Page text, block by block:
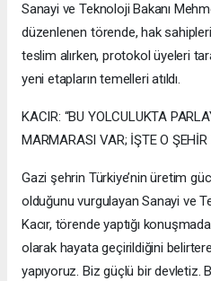
Sanayi ve Teknoloji Bakanı
düzenlenen törende, hak
teslim alırken, protokol üyeleri
yeni etapların temelleri atıldı.
KACIR: “BU YOLCULUKTA
MARMARASI VAR; İŞTE O
Gazi şehrin Türkiye’nin üretim
olduğunu vurgulayan Sanayi ve
Kacır, törende yaptığı
olarak hayata geçirildiğini
yapıyoruz. Biz güçlü bir devletiz.